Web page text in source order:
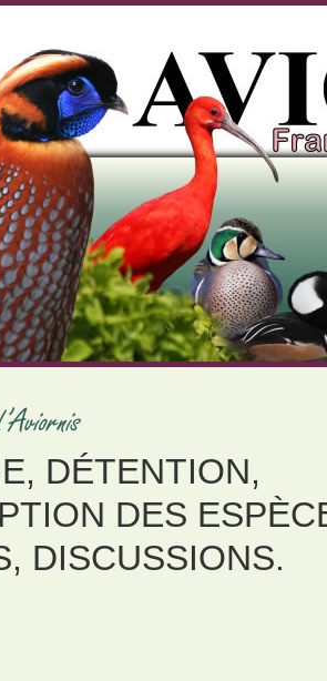
DÉTENTION,
DES
DISCUSSIONS.